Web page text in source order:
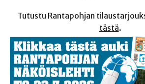
Tutustu Rantapohjan
tästä.